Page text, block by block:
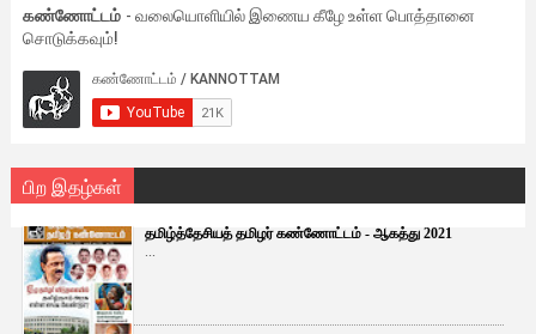
கண்ணோட்டம் - வலையொளியில் இணைய கீழே உள்ள பொத்தானை
சொடுக்கவும்!
பிற இதழ்கள்
தமிழ்த்தேசியத் தமிழர் கண்ணோட்டம் - ஆகத்து 2021
...